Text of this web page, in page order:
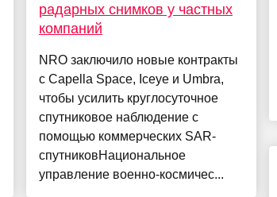
радарных снимков у частных
компаний
NRO заключило новые контракты
с Capella Space, Iceye и Umbra,
чтобы усилить круглосуточное
спутниковое наблюдение с
помощью коммерческих SAR-
спутниковНациональное
управление военно-космичес...